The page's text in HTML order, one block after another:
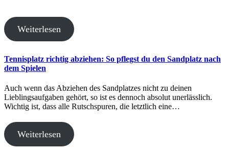
Weiterlesen
Tennisplatz richtig abziehen: So pflegst du den Sandplatz nach
dem Spielen
Auch wenn das Abziehen des Sandplatzes nicht zu deinen
Lieblingsaufgaben gehört, so ist es dennoch absolut unerlässlich.
Wichtig ist, dass alle Rutschspuren, die letztlich eine…
Weiterlesen